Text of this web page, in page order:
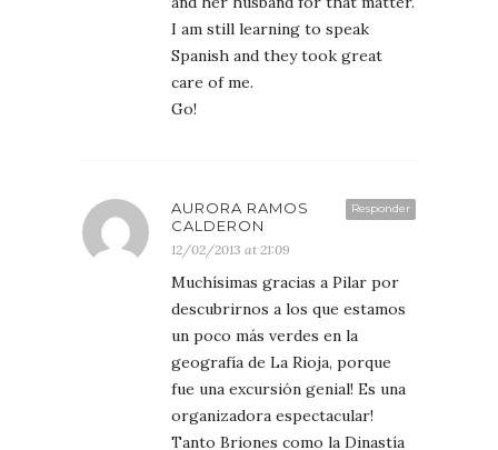
I am still learning to speak
Spanish and they took great
care of me.
Go!
Responder
AURORA RAMOS
CALDERON
12/02/2013 at 21:09
Muchísimas gracias a Pilar por
descubrirnos a los que estamos
un poco más verdes en la
geografía de La Rioja, porque
fue una excursión genial! Es una
organizadora espectacular!
Tanto Briones como la Dinastía